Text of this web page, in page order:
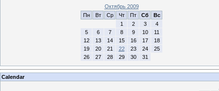
Октябрь 2009
Пн
Вт Ср Чт Пт Сб
Вс
1
2 3
4
5
6 7 8 9 10
11
12
13 14 15 16 17
18
19
20 21 22 23 24
25
26
27 28 29 30 31
Calendar